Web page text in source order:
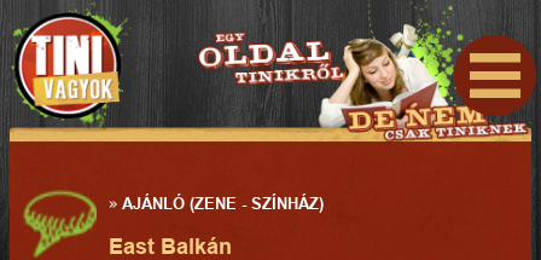
»AJÁNLÓ (ZENE - SZÍNHÁZ)
East Balkán